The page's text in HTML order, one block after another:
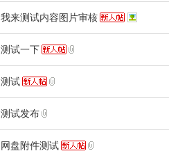
我来测试内容图片审核
测试一下
测试
测试发布
网盘附件测试